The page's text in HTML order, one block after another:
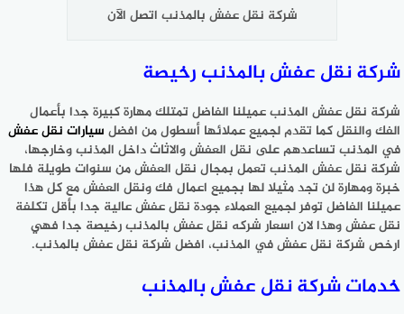
شركة نقل عفش بالمذنب اتصل الآن
شركة نقل عفش بالمذنب رخيصة
شركة نقل عفش المذنب عميلنا الفاضل تمتلك مهارة كبيرة جدا بأعمال
الفك والنقل كما تقدم لجميع عملائها أسطول من افضل سيارات نقل عفش
في المذنب تساعدهم على نقل العفش والاثاث داخل المذنب وخارجها،
شركة نقل عفش المذنب تعمل بمجال نقل العفش من سنوات طويلة فلها
خبرة ومهارة لن تجد مثيلا لها بجميع اعمال فك ونقل العفش مع كل هذا
عميلنا الفاضل توفر لجميع العملاء جودة نقل عفش عالية جدا بأقل تكلفة
نقل عفش وهذا لان اسعار شركه نقل عفش بالمذنب رخيصة جدا فهي
ارخص شركة نقل عفش في المذنب، افضل شركة نقل عفش بالمذنب.
خدمات شركة نقل عفش بالمذنب